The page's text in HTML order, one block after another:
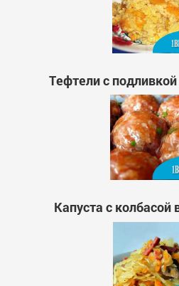
Тефтели с
Капуста с колбасой